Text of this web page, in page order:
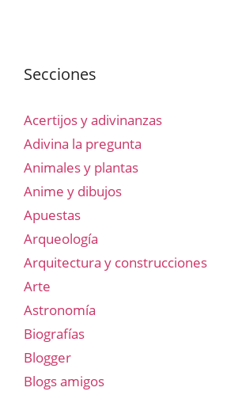
Secciones
Acertijos y adivinanzas
Adivina la pregunta
Animales y plantas
Anime y dibujos
Apuestas
Arqueología
Arquitectura y construcciones
Arte
Astronomía
Biografías
Blogger
Blogs amigos